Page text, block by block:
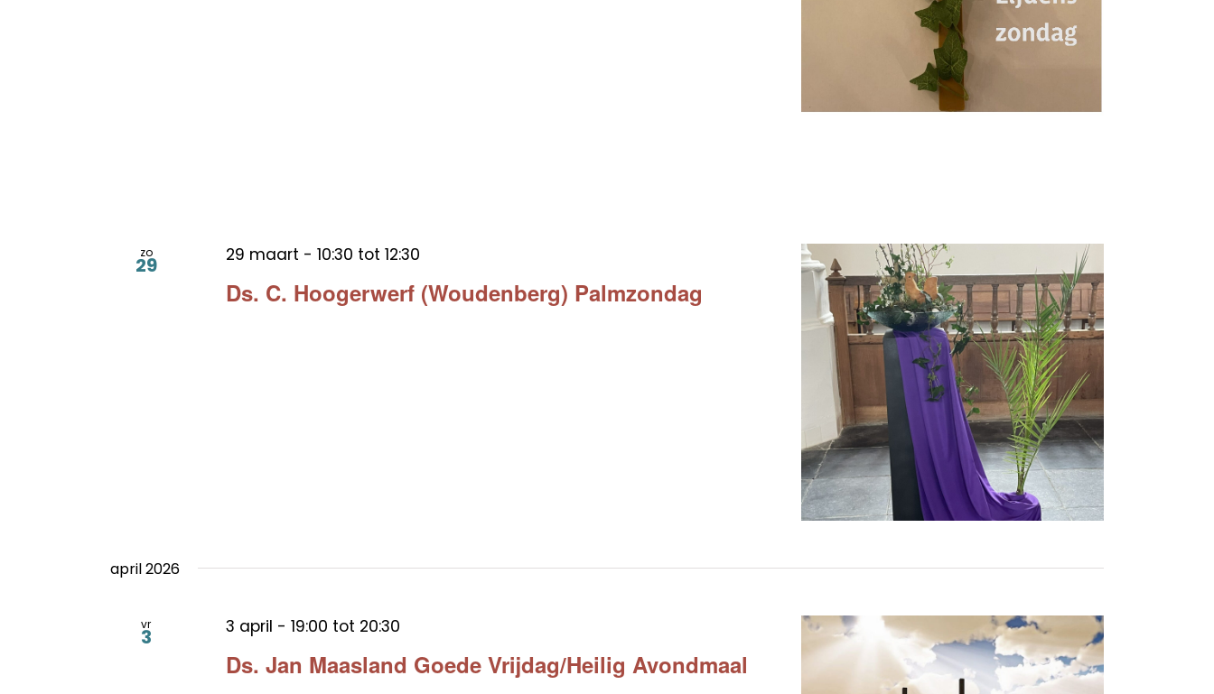
zo
29
Ds. C. Hoogerwerf (Woudenberg) Palmzondag
29 maart - 10:30 tot 12:30
april 2026
vr
3
Ds. Jan Maasland Goede Vrijdag/Heilig Avondmaal
3 april - 19:00 tot 20:30